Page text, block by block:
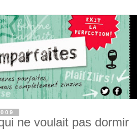
ne voulait pas dormir